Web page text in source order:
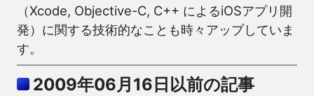
（Xcode, Objective-C, C++ によるiOSアプリ開
発）に関する技術的なことも時々アップしていま
す。
2009年06月16日以前の記事